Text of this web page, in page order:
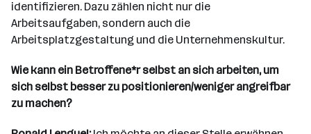
identifizieren. Dazu zählen nicht nur die
Arbeitsaufgaben, sondern auch die
Arbeitsplatzgestaltung und die Unternehmenskultur.
Wie kann ein Betroffene*r selbst an sich arbeiten, um
sich selbst besser zu positionieren/weniger angreifbar
zu machen?